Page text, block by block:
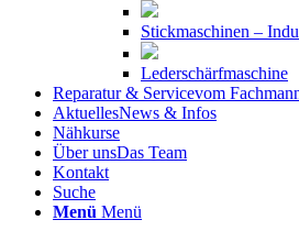
Stickmaschinen –
Lederschärfmaschine
Reparatur & Servicevom
AktuellesNews & Infos
Nähkurse
Über unsDas Team
Kontakt
Suche
Menü Menü